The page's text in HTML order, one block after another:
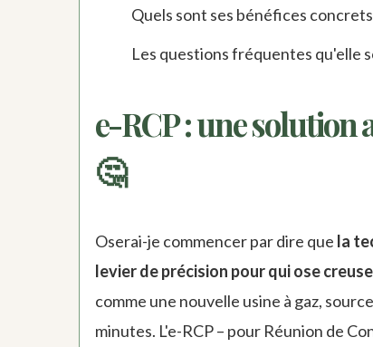
Quels sont ses bénéfices
Les questions fréquentes qu'elle
e-RCP : une solution
🤔
Oserai-je commencer par dire que la
levier de précision pour qui ose
comme une nouvelle usine à gaz,
minutes. L'e-RCP – pour Réunion de